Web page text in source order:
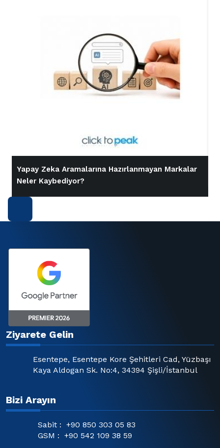
Yapay Zeka Aramalarına Hazırlanmayan Markalar
Neler Kaybediyor?
Ziyarete Gelin
Esentepe, Esentepe Kore Şehitleri Cad, Yüzbaşı
Kaya Aldogan Sk. No:4, 34394 Şişli/İstanbul
Bizi Arayın
Sabit : +90 850 303 05 83
GSM : +90 542 109 38 59